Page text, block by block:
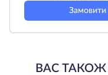
Замовити
ВАС